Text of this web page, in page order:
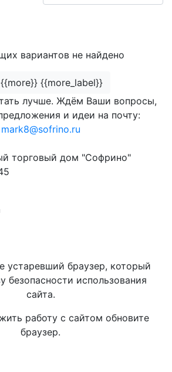
вариантов не найдено
{{more_label}}
лучше. Ждём Ваши вопросы,
и идеи на почту:
mark8@sofrino.ru
торговый дом "Софрино"
устаревший браузер, который
безопасности использования
сайта.
работу с сайтом обновите
браузер.